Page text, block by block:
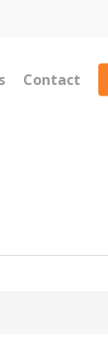
Contact